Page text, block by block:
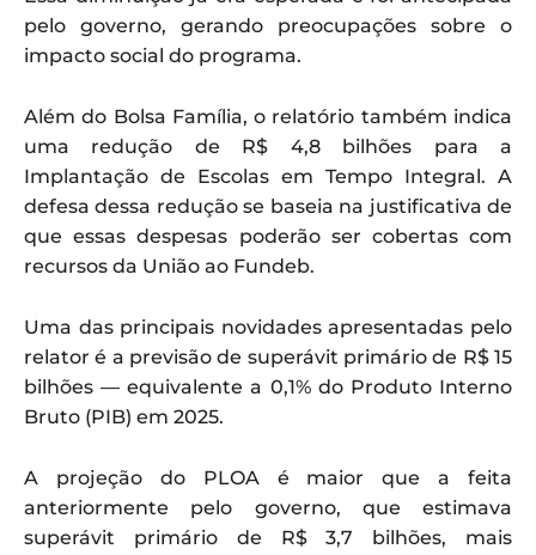
pelo governo, gerando preocupações sobre o
impacto social do programa.
Além do Bolsa Família, o relatório também indica
uma redução de R$ 4,8 bilhões para a
Implantação de Escolas em Tempo Integral. A
defesa dessa redução se baseia na justificativa de
que essas despesas poderão ser cobertas com
recursos da União ao Fundeb.
Uma das principais novidades apresentadas pelo
relator é a previsão de superávit primário de R$ 15
bilhões — equivalente a 0,1% do Produto Interno
Bruto (PIB) em 2025.
A projeção do PLOA é maior que a feita
anteriormente pelo governo, que estimava
superávit primário de R$ 3,7 bilhões, mais